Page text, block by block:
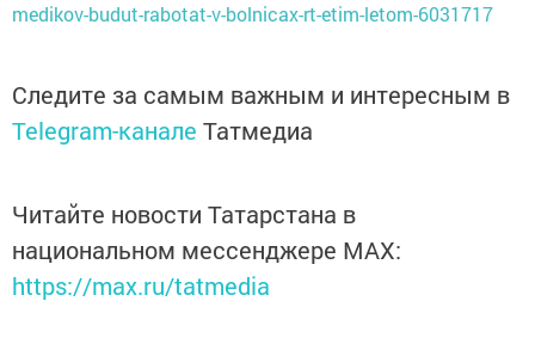
medikov-budut-rabotat-v-bolnicax-rt-etim-letom-6031717
Следите за самым важным и интересным в
Telegram-канале Татмедиа
Читайте новости Татарстана в
национальном мессенджере MАХ:
https://max.ru/tatmedia